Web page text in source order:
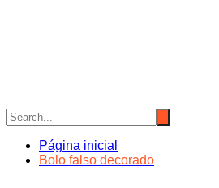
Página inicial
Bolo falso decorado